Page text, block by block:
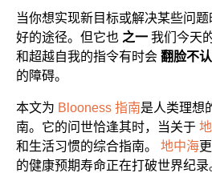
当你想实现新目标或解决某些问
好的途径。但它也 之一 我们今天
和超越自我的指令有时会 翻脸不
的障碍。
本文为 Blooness 指南是人类理想
南。它的问世恰逢其时，当关于
和生活习惯的综合指南。 地中海
的健康预期寿命正在打破世界纪录